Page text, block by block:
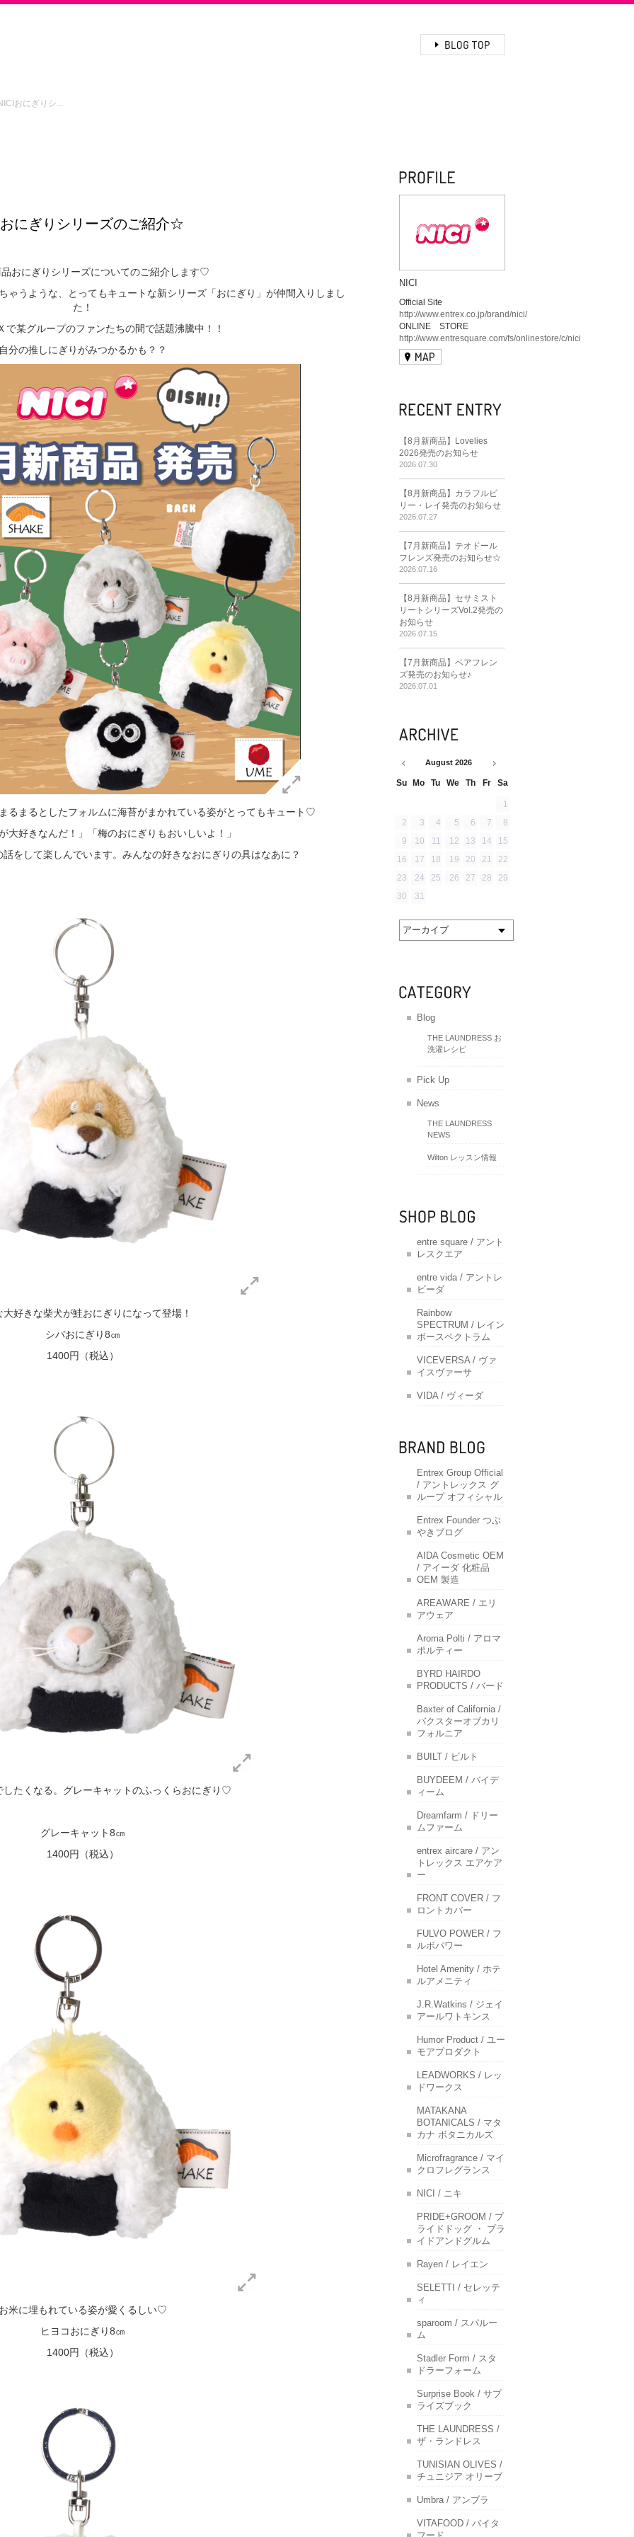
おにぎりシ...
にぎりシリーズのご紹介☆
おにぎりシリーズについてのご紹介します♡
ゃうような、とってもキュートな新シリーズ「おにぎり」が仲間入りしまし
た！
で某グループのファンたちの間で話題沸騰中！！
分の推しにぎりがみつかるかも？？
るまるとしたフォルムに海苔がまかれている姿がとってもキュート♡
大好きなんだ！」「梅のおにぎりもおいしいよ！」
をして楽しんでいます。みんなの好きなおにぎりの具はなあに？
大好きな柴犬が鮭おにぎりになって登場！
シバおにぎり8㎝
1400円（税込）
したくなる。グレーキャットのふっくらおにぎり♡
グレーキャット8㎝
1400円（税込）
米に埋もれている姿が愛くるしい♡
ヒヨコおにぎり8㎝
1400円（税込）
NICI
Official Site
http://www.entrex.co.jp/brand/nici/
ONLINE STORE
http://www.entresquare.com/fs/onlinestore/c/nici
【8月新商品】Lovelies
2026発売のお知らせ
2026.07.30
【8月新商品】カラフルビ
リー・レイ発売のお知らせ
2026.07.27
【7月新商品】テオドール
フレンズ発売のお知らせ☆
2026.07.16
【8月新商品】セサミスト
リートシリーズVol.2発売の
お知らせ
2026.07.15
【7月新商品】ベアフレン
ズ発売のお知らせ♪
2026.07.01
August 2026
Su Mo Tu We Th Fr Sa
1
2
3 4 5 6 7
8
9
10 11 12 13 14
15
16
17 18 19 20 21
22
23
24 25 26 27 28
29
30
31
アーカイブ
Blog
THE LAUNDRESS お
洗濯レシピ
Pick Up
News
THE LAUNDRESS
NEWS
Wilton レッスン情報
entre square / アント
レスクエア
entre vida / アントレ
ビーダ
Rainbow
SPECTRUM / レイン
ボースペクトラム
VICEVERSA / ヴァ
イスヴァーサ
VIDA / ヴィーダ
Entrex Group Official
/ アントレックス グ
ループ オフィシャル
Entrex Founder つぶ
やきブログ
AIDA Cosmetic OEM
/ アイーダ 化粧品
OEM 製造
AREAWARE / エリ
アウェア
Aroma Polti / アロマ
ポルティー
BYRD HAIRDO
PRODUCTS / バード
Baxter of California /
バクスターオブカリ
フォルニア
BUILT / ビルト
BUYDEEM / バイデ
ィーム
Dreamfarm / ドリー
ムファーム
entrex aircare / アン
トレックス エアケア
ー
FRONT COVER / フ
ロントカバー
FULVO POWER / フ
ルボパワー
Hotel Amenity / ホテ
ルアメニティ
J.R.Watkins / ジェイ
アールワトキンス
Humor Product / ユー
モアプロダクト
LEADWORKS / レッ
ドワークス
MATAKANA
BOTANICALS / マタ
カナ ボタニカルズ
Microfragrance / マイ
クロフレグランス
NICI / ニキ
PRIDE+GROOM / プ
ライドドッグ ・ プラ
イドアンドグルム
Rayen / レイエン
SELETTI / セレッテ
ィ
sparoom / スパルー
ム
Stadler Form / スタ
ドラーフォーム
Surprise Book / サプ
ライズブック
THE LAUNDRESS /
ザ・ランドレス
TUNISIAN OLIVES /
チュニジア オリーブ
Umbra / アンブラ
VITAFOOD / バイタ